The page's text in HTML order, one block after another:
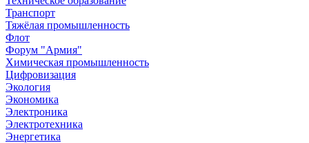
Транспорт
Тяжёлая промышленность
Флот
Форум "Армия"
Химическая промышленность
Цифровизация
Экология
Экономика
Электроника
Электротехника
Энергетика